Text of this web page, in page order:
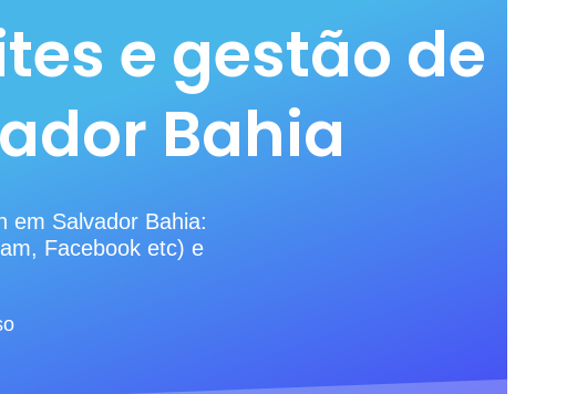
e gestão de
Bahia
em Salvador Bahia:
Facebook etc) e